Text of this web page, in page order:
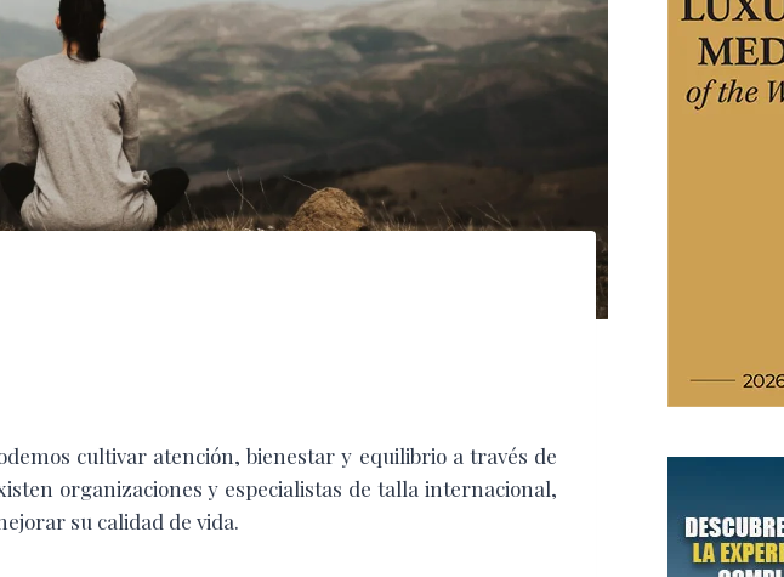
cultivar atención, bienestar y equilibrio a través de
organizaciones y especialistas de talla internacional,
su calidad de vida.